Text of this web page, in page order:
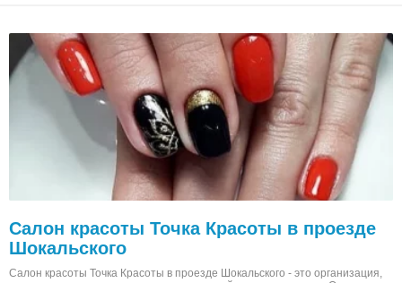
Салон красоты Точка Красоты в проезде
Шокальского
Салон красоты Точка Красоты в проезде Шокальского - это организация,